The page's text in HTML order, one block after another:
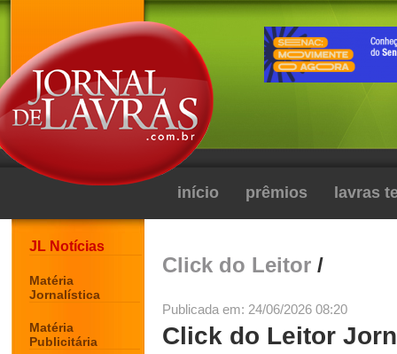
início prêmios lavras
JL Notícias
Matéria
Jornalística
Matéria
Publicitária
Click do Leitor /
Publicada em: 24/06/2026 08:20
Click do Leitor